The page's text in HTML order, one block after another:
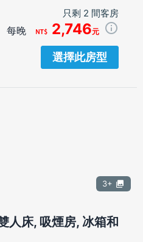
只剩 2 間客房
每晚 2,746元
選擇此房型
3+
人床, 吸煙房, 冰箱和